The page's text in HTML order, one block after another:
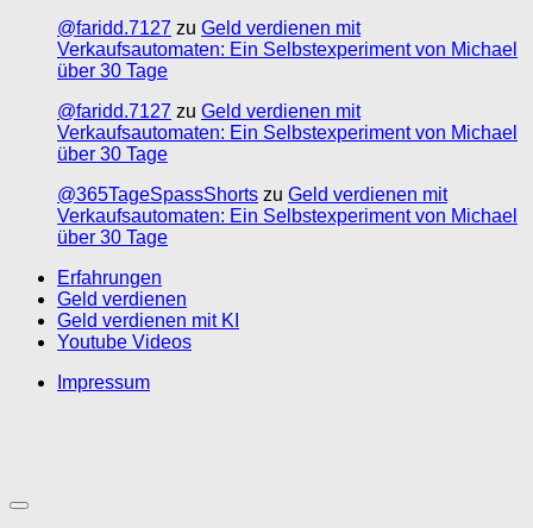
@faridd.7127 zu Geld verdienen mit
Verkaufsautomaten: Ein Selbstexperiment von Michael
über 30 Tage
@faridd.7127 zu Geld verdienen mit
Verkaufsautomaten: Ein Selbstexperiment von Michael
über 30 Tage
@365TageSpassShorts zu Geld verdienen mit
Verkaufsautomaten: Ein Selbstexperiment von Michael
über 30 Tage
Erfahrungen
Geld verdienen
Geld verdienen mit KI
Youtube Videos
Impressum